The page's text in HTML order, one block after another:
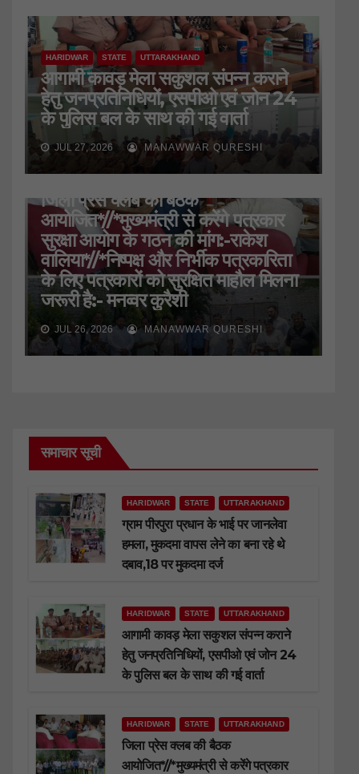
HARIDWAR STATE UTTARAKHAND
आगामी कावड़ मेला सकुशल संपन्न कराने
हेतु जनप्रतिनिधियों, एसपीओ एवं जोन 24
के पुलिस बल के साथ की गई वार्ता
JUL 27, 2026 MANAWWAR QURESHI
जिला प्रेस क्लब की बैठक
आयोजित*//*मुख्यमंत्री से करेंगे पत्रकार
सुरक्षा आयोग के गठन की मांग:-राकेश
वालिया*//*निष्पक्ष और निर्भीक पत्रकारिता
के लिए पत्रकारों को सुरक्षित माहौल मिलना
जरूरी है:- मनव्वर कुरैशी
JUL 26, 2026 MANAWWAR QURESHI
समाचार सूची
HARIDWAR STATE UTTARAKHAND
ग्राम पीरपुरा प्रधान के भाई पर जानलेवा
हमला, मुकदमा वापस लेने का बना रहे थे
दबाव,18 पर मुकदमा दर्ज
HARIDWAR STATE UTTARAKHAND
आगामी कावड़ मेला सकुशल संपन्न कराने
हेतु जनप्रतिनिधियों, एसपीओ एवं जोन 24
के पुलिस बल के साथ की गई वार्ता
HARIDWAR STATE UTTARAKHAND
जिला प्रेस क्लब की बैठक
आयोजित*//*मुख्यमंत्री से करेंगे पत्रकार